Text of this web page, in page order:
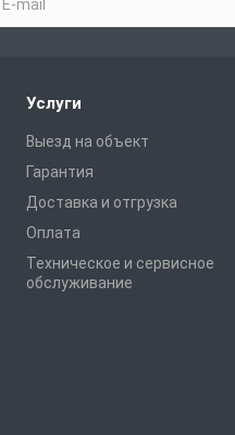
Услуги
Выезд на объект
Гарантия
Доставка и отгрузка
Оплата
Техническое и сервисное
обслуживание